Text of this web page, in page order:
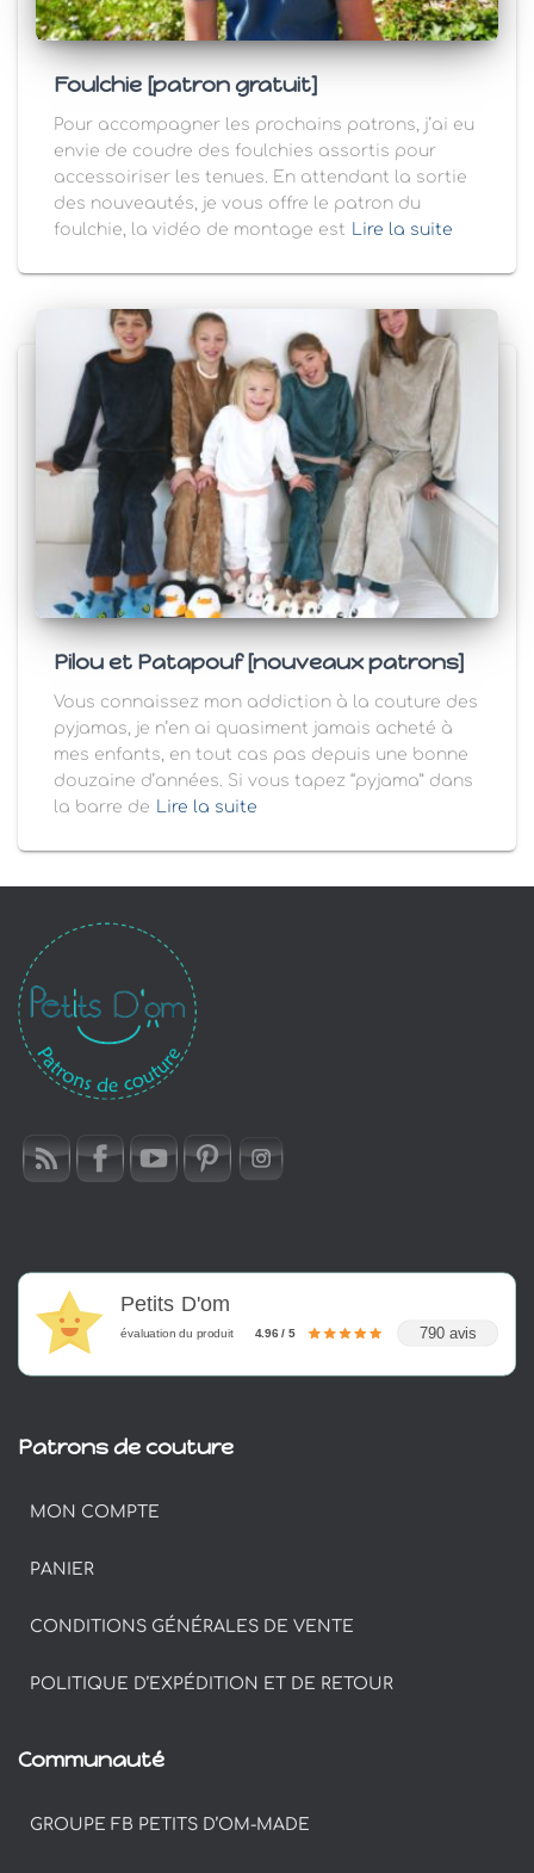
Foulchie [patron gratuit]
Pour accompagner les prochains patrons, j’ai eu
envie de coudre des foulchies assortis pour
accessoiriser les tenues. En attendant la sortie
des nouveautés, je vous offre le patron du
foulchie, la vidéo de montage est Lire la suite
Pilou et Patapouf [nouveaux patrons]
Vous connaissez mon addiction à la couture des
pyjamas, je n’en ai quasiment jamais acheté à
mes enfants, en tout cas pas depuis une bonne
douzaine d’années. Si vous tapez “pyjama” dans
la barre de Lire la suite
Petits D'om
évaluation du produit 4.96 / 5 790 avis
Patrons de couture
MON COMPTE
PANIER
CONDITIONS GÉNÉRALES DE VENTE
POLITIQUE D’EXPÉDITION ET DE RETOUR
Communauté
GROUPE FB PETITS D’OM-MADE